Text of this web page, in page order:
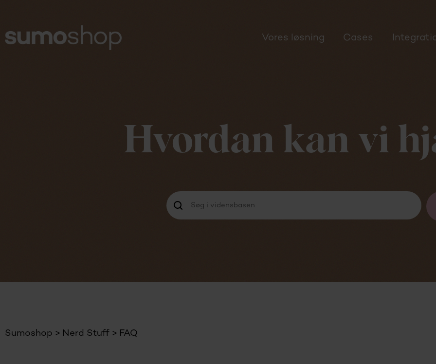
Vores løsning Cases
Hvordan kan vi
Sumoshop Nerd Stuff FAQ